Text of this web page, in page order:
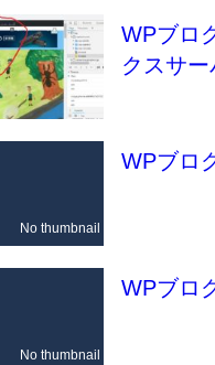
WPブロ
クスサ
No thumbnail
WPブロ
No thumbnail
WPブロ